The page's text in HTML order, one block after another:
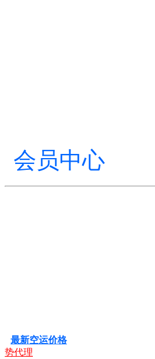
会员中心
最新空运价格
势代理